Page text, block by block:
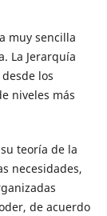
muy sencilla
La Jerarquía
los
niveles más
teoría de la
necesidades,
de acuerdo